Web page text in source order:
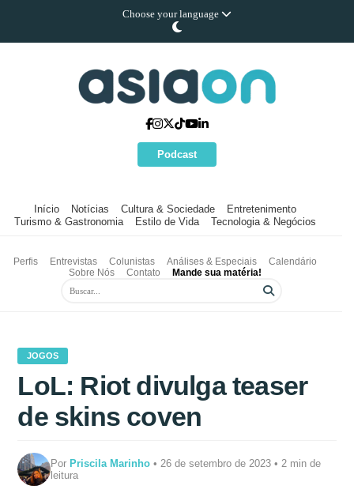
Choose your language
Podcast
Início Notícias Cultura & Sociedade
Entretenimento
Turismo & Gastronomia
Estilo de Vida Tecnologia & Negócios
Perfis Entrevistas Colunistas Análises & Especiais
Calendário
Sobre Nós
Contato Mande sua matéria!
JOGOS
LoL: Riot divulga teaser
de skins coven
Por Priscila Marinho • 26 de setembro de 2023 • 2 min de
leitura